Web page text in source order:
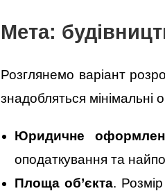
Мета:
Розглянемо варіант
знадобляться мінімальні
Юридичне
оподаткування та
Площа об’єкта.